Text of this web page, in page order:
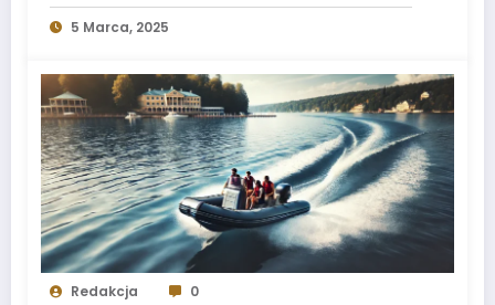
5 Marca, 2025
Redakcja 0